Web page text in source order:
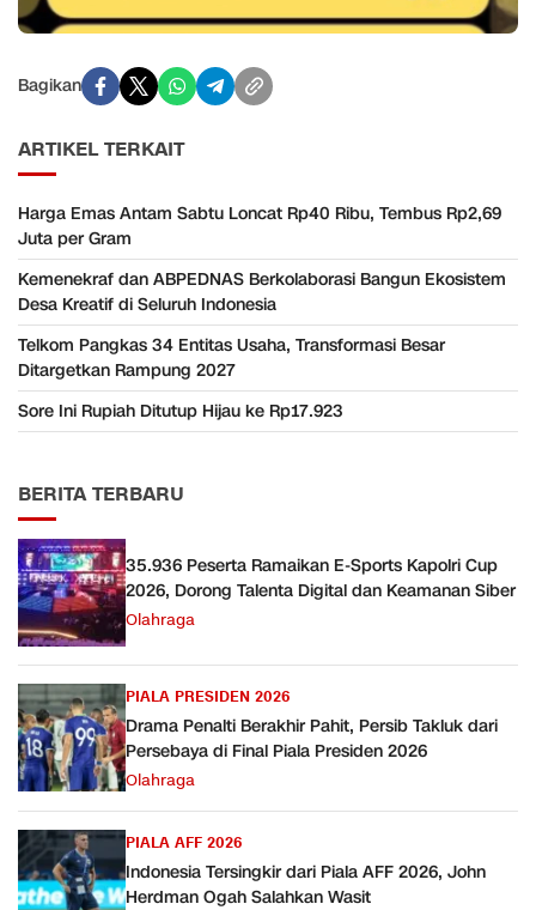
Bagikan
ARTIKEL TERKAIT
Harga Emas Antam Sabtu Loncat Rp40 Ribu, Tembus Rp2,69
Juta per Gram
Kemenekraf dan ABPEDNAS Berkolaborasi Bangun Ekosistem
Desa Kreatif di Seluruh Indonesia
Telkom Pangkas 34 Entitas Usaha, Transformasi Besar
Ditargetkan Rampung 2027
Sore Ini Rupiah Ditutup Hijau ke Rp17.923
BERITA TERBARU
35.936 Peserta Ramaikan E-Sports Kapolri Cup
2026, Dorong Talenta Digital dan Keamanan Siber
Olahraga
PIALA PRESIDEN 2026
Drama Penalti Berakhir Pahit, Persib Takluk dari
Persebaya di Final Piala Presiden 2026
Olahraga
PIALA AFF 2026
Indonesia Tersingkir dari Piala AFF 2026, John
Herdman Ogah Salahkan Wasit